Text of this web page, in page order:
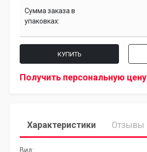
Сумма заказа в
упаковках:
КУПИТЬ
Получить персональную цену
Характеристики Отзывы
Вид: